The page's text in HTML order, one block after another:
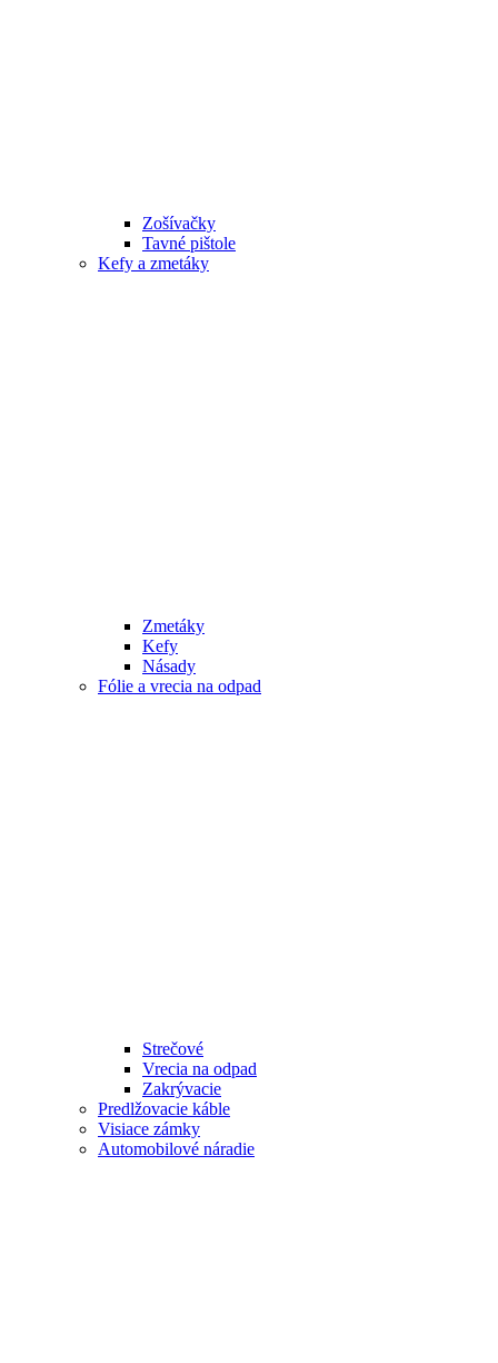
Zošívačky
Tavné pištole
Kefy a zmetáky
Zmetáky
Kefy
Násady
Fólie a vrecia na odpad
Strečové
Vrecia na odpad
Zakrývacie
Predlžovacie káble
Visiace zámky
Automobilové náradie